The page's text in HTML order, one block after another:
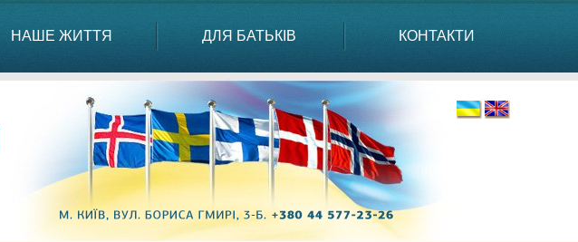
НАШЕ ЖИТТЯ ДЛЯ БАТЬКІВ КОНТАКТИ